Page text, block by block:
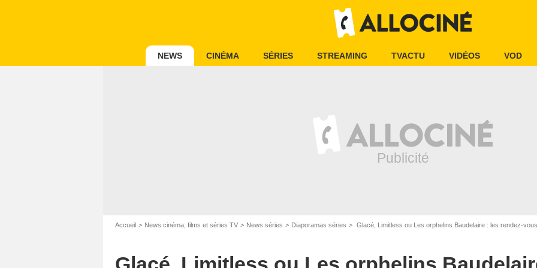
NEWS CINÉMA SÉRIES STREAMING TVACTU VIDÉOS VOD
Accueil News cinéma, films et séries TV News séries Diaporamas séries Glacé, Limitless ou Les orphelins Baudelaire : les rendez-